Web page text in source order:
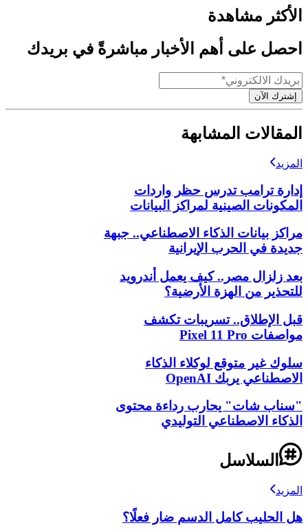
الأكثر مشاهدة
احصل على أهم الأخبار مباشرةً في بريدك
إشترك الآن
المقالات المشابهة
المزيد
إدارة ترامب تدرس حظر واردات
المكونات الصينية لمراكز البيانات
مراكز بيانات الذكاء الاصطناعي.. جبهة
جديدة في الحرب الإيرانية
بعد زلزال مصر.. كيف يعمل أندرويد
للتحذير من الهزة الأرضية؟
قبل الإطلاق.. تسريبات تكشف
مواصفات Pixel 11 Pro
سلوك غير متوقع لوكلاء الذكاء
الاصطناعي يربك OpenAI
"سناب شات" يحارب رداءة محتوى
الذكاء الاصطناعي التوليدي
السلاسل
المزيد
هل الحليب كامل الدسم ضار فعلًا؟